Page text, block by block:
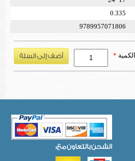
0.335
9789957071806
الكمية *
الشحن بالتعاون مع: